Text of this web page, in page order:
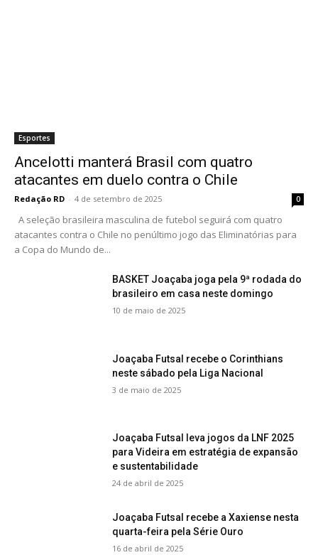
Esportes
Ancelotti manterá Brasil com quatro
atacantes em duelo contra o Chile
Redação RD - 4 de setembro de 2025 0
A seleção brasileira masculina de futebol seguirá com quatro
atacantes contra o Chile no penúltimo jogo das Eliminatórias para
a Copa do Mundo de...
BASKET Joaçaba joga pela 9ª rodada do
brasileiro em casa neste domingo
10 de maio de 2025
Joaçaba Futsal recebe o Corinthians
neste sábado pela Liga Nacional
3 de maio de 2025
Joaçaba Futsal leva jogos da LNF 2025
para Videira em estratégia de expansão
e sustentabilidade
24 de abril de 2025
Joaçaba Futsal recebe a Xaxiense nesta
quarta-feira pela Série Ouro
16 de abril de 2025